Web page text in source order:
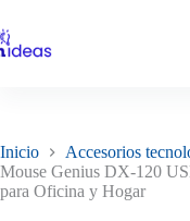
al
contenido
Inicio Accesorios
Mouse Genius DX-120
para Oficina y Hogar